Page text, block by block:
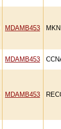
MDAMB453
MDAMB453
MDAMB453